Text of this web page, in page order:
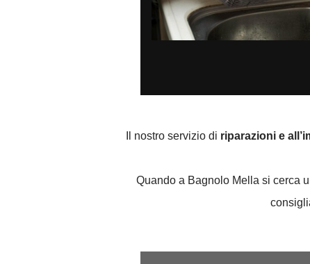
Il nostro servizio di riparazioni e
Quando a Bagnolo Mella si cerca